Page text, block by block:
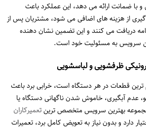
با ضمانت ارائه می دهد، این عملکرد باعث
از هزینه های اضافی می شود، مشتریان پس از
دریافت می کنند و این تضمین نشان دهنده
سرویس به مسئولیت خود است.
ظرفشویی و لباسشویی
ترین قطعات در هر دستگاه است، خرابی برد باعث
عدم آبگیری، خاموش شدن ناگهانی دستگاه یا
بهترین سرویس متخصص ترینتعمیرکاران
دارد و بدون نیاز به تعویض کامل برد، تعمیرات